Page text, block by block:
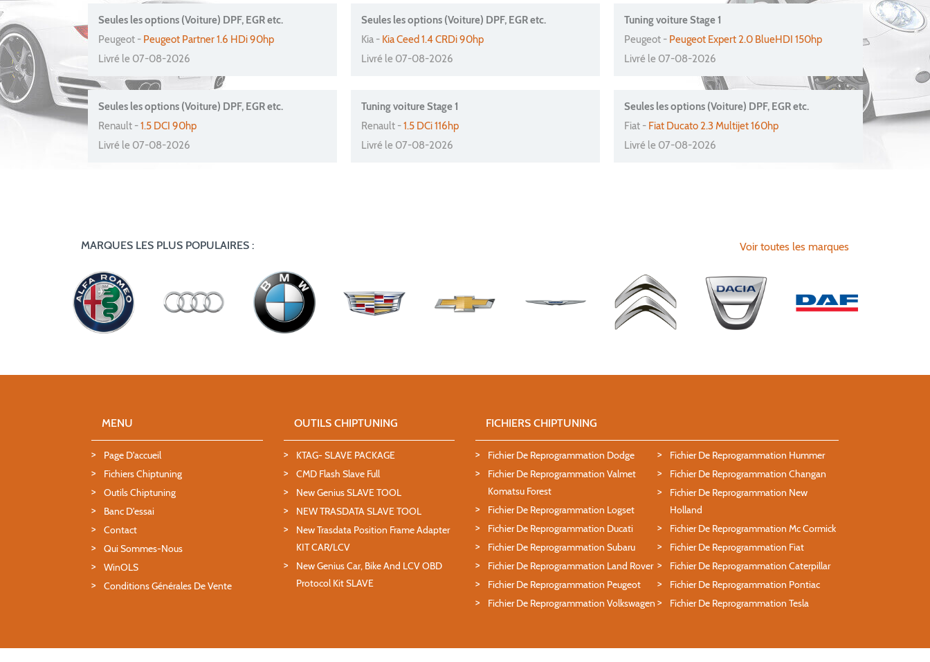
Seules les options (Voiture) DPF, EGR etc.
Peugeot - Peugeot Partner 1.6 HDi 90hp
Livré le 07-08-2026
Seules les options (Voiture) DPF, EGR etc.
Kia - Kia Ceed 1.4 CRDi 90hp
Livré le 07-08-2026
Tuning voiture Stage 1
Peugeot - Peugeot Expert 2.0 BlueHDI 150hp
Livré le 07-08-2026
Seules les options (Voiture) DPF, EGR etc.
Renault -1.5 DCI 90hp
Livré le 07-08-2026
Tuning voiture Stage 1
Renault -1.5 DCi 116hp
Livré le 07-08-2026
Seules les options (Voiture) DPF, EGR etc.
Fiat - Fiat Ducato 2.3 Multijet 160hp
Livré le 07-08-2026
MARQUES LES PLUS POPULAIRES : Voir toutes les marques
MENU
Page D'accueil
Fichiers Chiptuning
Outils Chiptuning
Banc D'essai
Contact
Qui Sommes-Nous
WinOLS
Conditions Générales De Vente
OUTILS CHIPTUNING
KTAG- SLAVE PACKAGE
CMD Flash Slave Full
New Genius SLAVE TOOL
NEW TRASDATA SLAVE TOOL
New Trasdata Position Frame Adapter
KIT CAR/LCV
New Genius Car, Bike And LCV OBD
Protocol Kit SLAVE
FICHIERS CHIPTUNING
Fichier De Reprogrammation Dodge
Fichier De Reprogrammation Valmet
Komatsu Forest
Fichier De Reprogrammation Logset
Fichier De Reprogrammation Ducati
Fichier De Reprogrammation Subaru
Fichier De Reprogrammation Land Rover
Fichier De Reprogrammation Peugeot
Fichier De Reprogrammation Volkswagen
Fichier De Reprogrammation Hummer
Fichier De Reprogrammation Changan
Fichier De Reprogrammation New
Holland
Fichier De Reprogrammation Mc Cormick
Fichier De Reprogrammation Fiat
Fichier De Reprogrammation Caterpillar
Fichier De Reprogrammation Pontiac
Fichier De Reprogrammation Tesla